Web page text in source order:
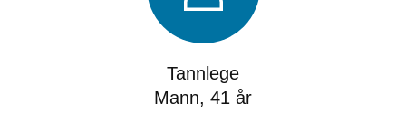
Tannlege
Mann, 41 år